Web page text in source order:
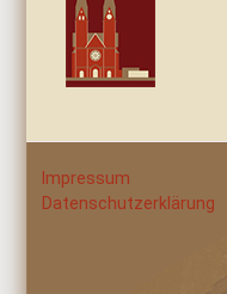
Impressum
Datenschutzerklärung